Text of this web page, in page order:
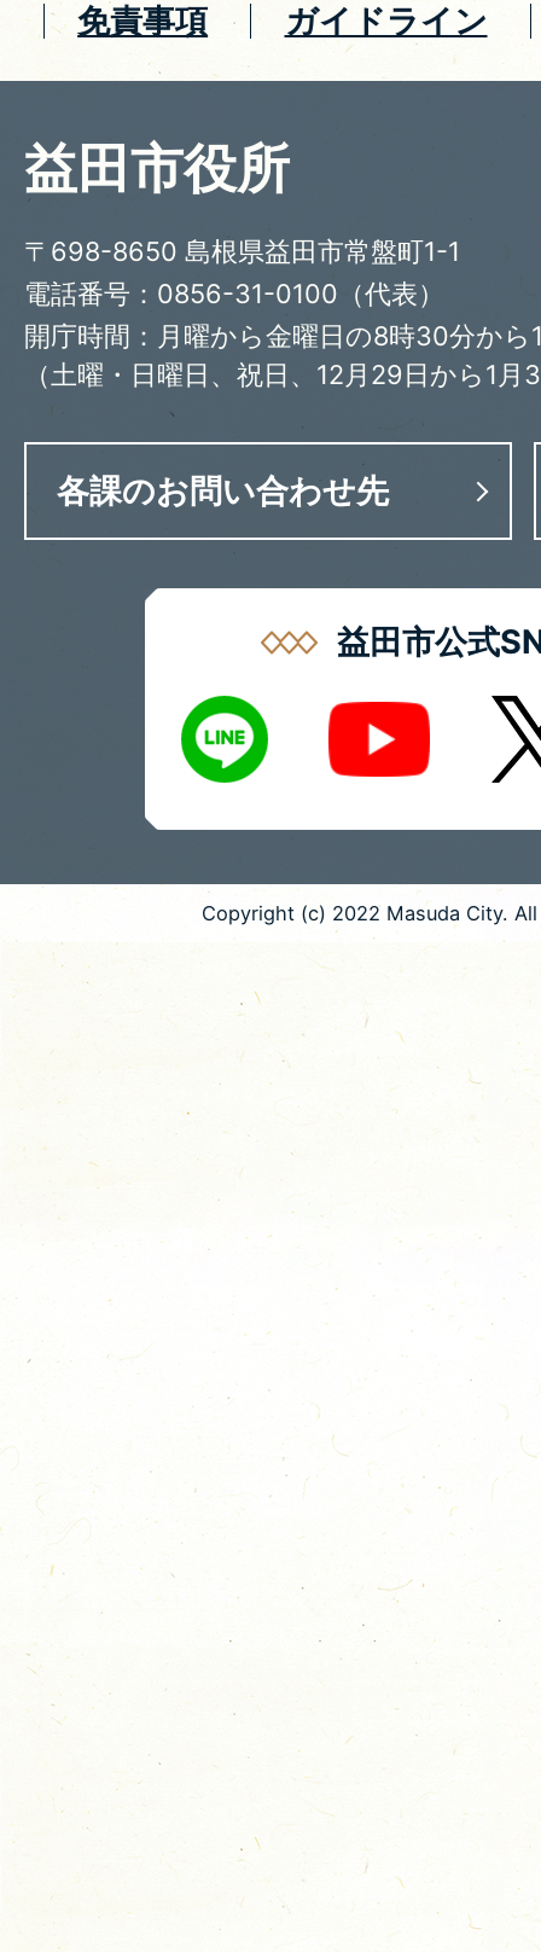
免責事項
ガイドライン
益田市役所
〒698-8650 島根県益田市常盤町1-1
電話番号：0856-31-0100（代表）
開庁時間：月曜から金曜日の8時30分から
（土曜・日曜日、祝日、12月29日から1月
各課のお問い合わせ先
益田市公式
LINE
Youtube X
Copyright (c) 2022 Masuda City.